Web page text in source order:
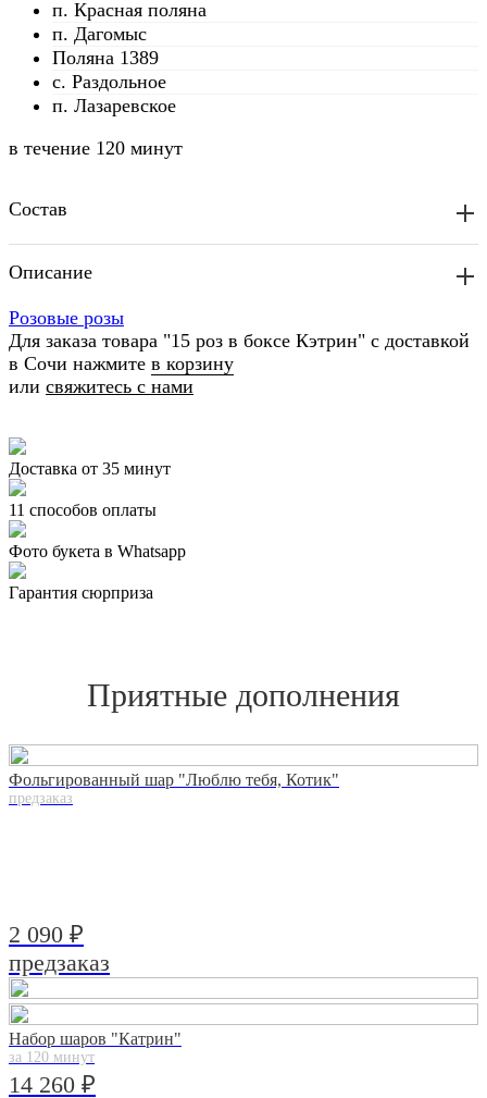
п. Красная поляна
п. Дагомыс
Поляна 1389
с. Раздольное
п. Лазаревское
в течение 120 минут
Состав
Описание
Розовые розы
Для заказа товара "15 роз в боксе Кэтрин" с доставкой
в Сочи нажмите в корзину
или свяжитесь с нами
Доставка от 35 минут
11 способов оплаты
Фото букета в Whatsapp
Гарантия сюрприза
Приятные дополнения
Фольгированный шар "Люблю тебя, Котик"
предзаказ
2 090 ₽
предзаказ
Набор шаров "Катрин"
за 120 минут
14 260 ₽